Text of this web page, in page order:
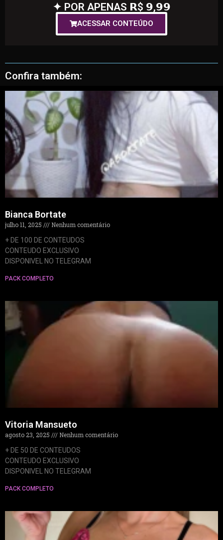
✦ POR APENAS 𝗥$ 𝟵,𝟵𝟵
ACESSAR CONTEÚDO
Confira também:
Bianca Bortate
julho 11, 2025
Nenhum comentário
+ DE 100 DE CONTEUDOS
CONTEUDO EXCLUSIVO
DISPONIVEL NO TELEGRAM
PACK COMPLETO
Vitoria Mansueto
agosto 23, 2025
Nenhum comentário
+ DE 50 DE CONTEUDOS
CONTEUDO EXCLUSIVO
DISPONIVEL NO TELEGRAM
PACK COMPLETO